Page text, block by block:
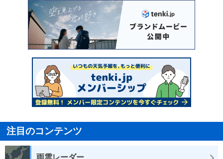
注目のコンテンツ
雨雲レーダー